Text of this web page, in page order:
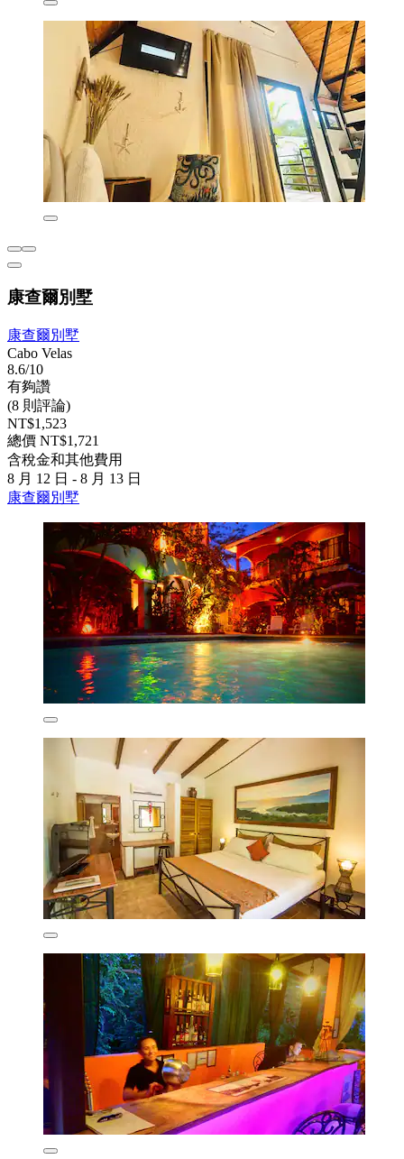
康查爾別墅
康查爾別墅
Cabo Velas
8.6/10
有夠讚
(8 則評論)
NT$1,523
總價 NT$1,721
含稅金和其他費用
8 月 12 日 - 8 月 13 日
康查爾別墅